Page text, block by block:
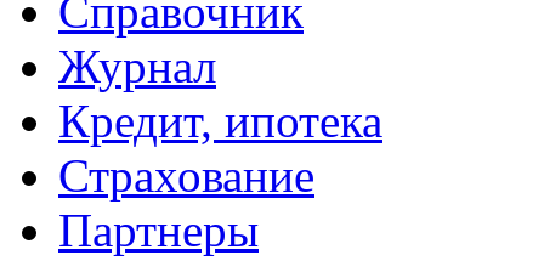
Справочник
Журнал
Кредит, ипотека
Страхование
Партнеры